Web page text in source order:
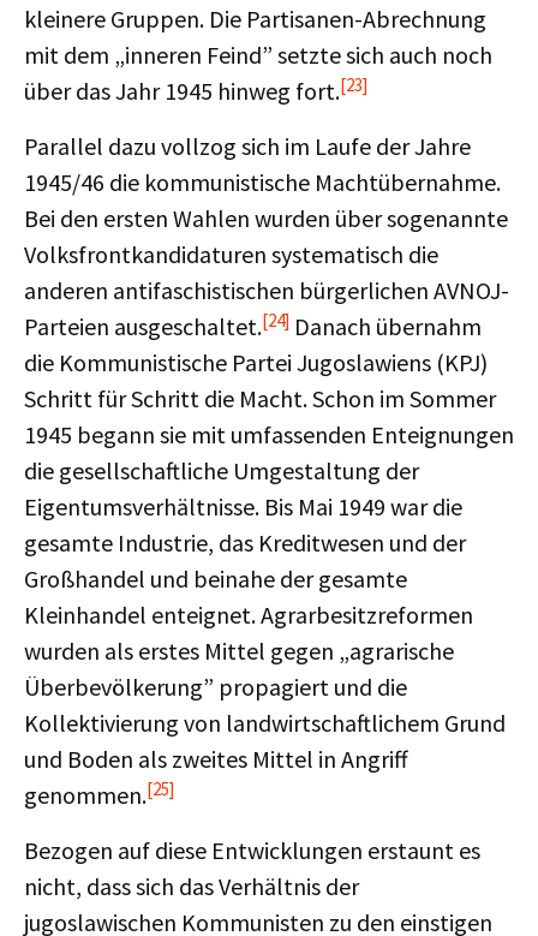
kleinere Gruppen. Die Partisanen-Abrechnung
mit dem „inneren Feind” setzte sich auch noch
über das Jahr 1945 hinweg fort.[23]
Parallel dazu vollzog sich im Laufe der Jahre
1945/46 die kommunistische Machtübernahme.
Bei den ersten Wahlen wurden über sogenannte
Volksfrontkandidaturen systematisch die
anderen antifaschistischen bürgerlichen AVNOJ-
Parteien ausgeschaltet.[24] Danach übernahm
die Kommunistische Partei Jugoslawiens (KPJ)
Schritt für Schritt die Macht. Schon im Sommer
1945 begann sie mit umfassenden Enteignungen
die gesellschaftliche Umgestaltung der
Eigentumsverhältnisse. Bis Mai 1949 war die
gesamte Industrie, das Kreditwesen und der
Großhandel und beinahe der gesamte
Kleinhandel enteignet. Agrarbesitzreformen
wurden als erstes Mittel gegen „agrarische
Überbevölkerung” propagiert und die
Kollektivierung von landwirtschaftlichem Grund
und Boden als zweites Mittel in Angriff
genommen.[25]
Bezogen auf diese Entwicklungen erstaunt es
nicht, dass sich das Verhältnis der
jugoslawischen Kommunisten zu den einstigen